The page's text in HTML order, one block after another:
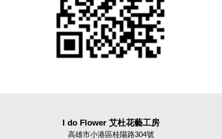
I do Flower 艾杜花藝工房
高雄市小港區桂陽路304號